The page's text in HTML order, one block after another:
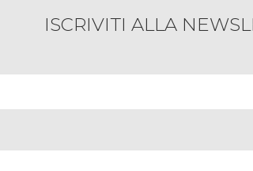
ISCRIVITI ALLA